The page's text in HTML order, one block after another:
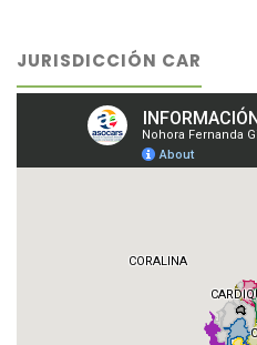
JURISDICCIÓN CAR